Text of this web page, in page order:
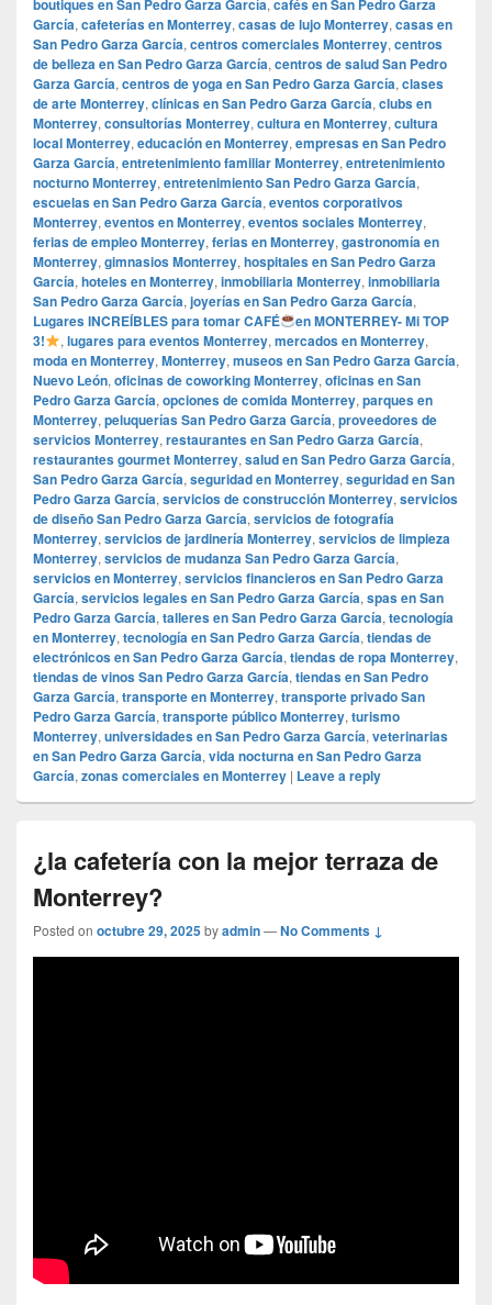
boutiques en San Pedro Garza García cafés en San Pedro Garza
García, cafeterías en Monterrey, casas de lujo Monterrey, casas en
San Pedro Garza García, centros comerciales Monterrey, centros
de belleza en San Pedro Garza García, centros de salud San Pedro
Garza García, centros de yoga en San Pedro Garza García, clases
de arte Monterrey, clínicas en San Pedro Garza García, clubs en
Monterrey, consultorías Monterrey, cultura en Monterrey, cultura
local Monterrey, educación en Monterrey, empresas en San Pedro
Garza García, entretenimiento familiar Monterrey, entretenimiento
nocturno Monterrey, entretenimiento San Pedro Garza García,
escuelas en San Pedro Garza García, eventos corporativos
Monterrey, eventos en Monterrey, eventos sociales Monterrey,
ferias de empleo Monterrey, ferias en Monterrey, gastronomía en
Monterrey, gimnasios Monterrey, hospitales en San Pedro Garza
García, hoteles en Monterrey, inmobiliaria Monterrey, inmobiliaria
San Pedro Garza García, joyerías en San Pedro Garza García,
Lugares INCREÍBLES para tomar CAFÉ
en MONTERREY- Mi TOP
3!
, lugares para eventos Monterrey, mercados en Monterrey,
moda en Monterrey, Monterrey, museos en San Pedro Garza García,
Nuevo León, oficinas de coworking Monterrey, oficinas en San
Pedro Garza García, opciones de comida Monterrey, parques en
Monterrey, peluquerías San Pedro Garza García, proveedores de
servicios Monterrey, restaurantes en San Pedro Garza García,
restaurantes gourmet Monterrey, salud en San Pedro Garza García,
San Pedro Garza García, seguridad en Monterrey, seguridad en San
Pedro Garza García, servicios de construcción Monterrey, servicios
de diseño San Pedro Garza García, servicios de fotografía
Monterrey, servicios de jardinería Monterrey, servicios de limpieza
Monterrey, servicios de mudanza San Pedro Garza García,
servicios en Monterrey, servicios financieros en San Pedro Garza
García, servicios legales en San Pedro Garza García, spas en San
Pedro Garza García, talleres en San Pedro Garza García, tecnología
en Monterrey, tecnología en San Pedro Garza García, tiendas de
electrónicos en San Pedro Garza García, tiendas de ropa Monterrey,
tiendas de vinos San Pedro Garza García, tiendas en San Pedro
Garza García, transporte en Monterrey, transporte privado San
Pedro Garza García, transporte público Monterrey, turismo
Monterrey, universidades en San Pedro Garza García, veterinarias
en San Pedro Garza García, vida nocturna en San Pedro Garza
García, zonas comerciales en Monterrey | Leave a reply
¿la cafetería con la mejor terraza de
Monterrey?
Posted on octubre 29, 2025byadmin—No Comments ↓